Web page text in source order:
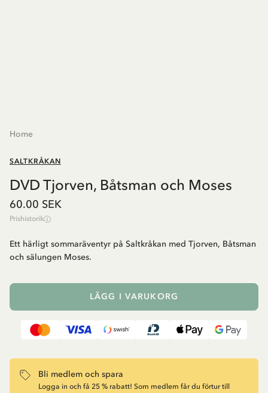
Home
SALTKRÅKAN
DVD Tjorven, Båtsman och Moses
60.00 SEK
Prishistorik
Ett härligt sommaräventyr på Saltkråkan med Tjorven, Båtsman
och sälungen Moses.
LÄGG I VARUKORG
Bli medlem och spara
Logga in och få 25 % rabatt! Som medlem får du förtur till